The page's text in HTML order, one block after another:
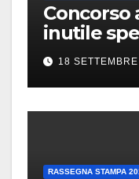
Concorso
inutile
18
RASSEGNA STAMPA